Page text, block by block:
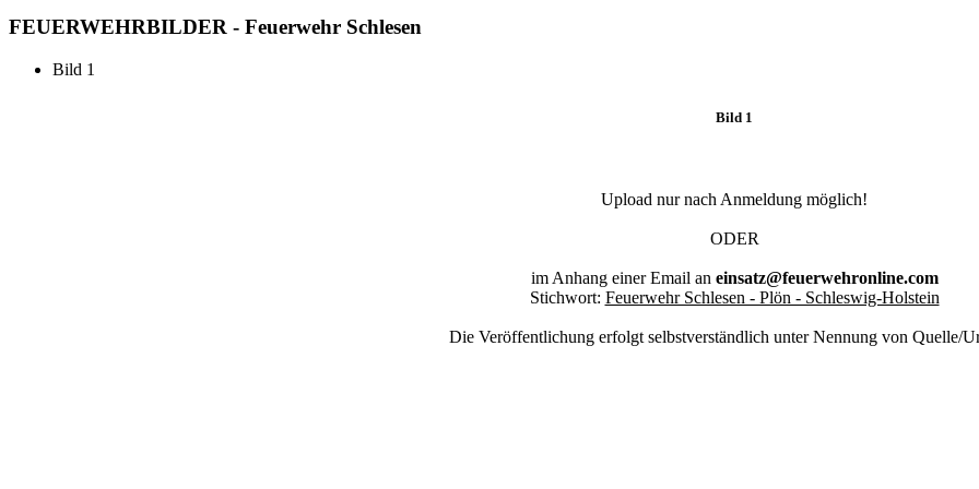
FEUERWEHRBILDER - Feuerwehr Schlesen
Bild 1
Bild 1
Upload nur nach Anmeldung möglich!
ODER
im Anhang einer Email an einsatz@feuerwehronline.com
Stichwort: Feuerwehr Schlesen - Plön - Schleswig-Holstein
Die Veröffentlichung erfolgt selbstverständlich unter Nennung von Quelle/